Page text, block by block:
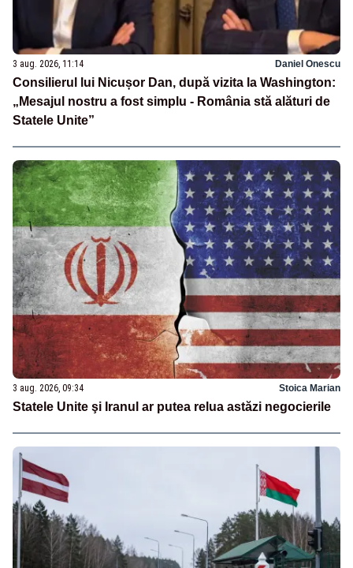
3 aug. 2026, 11:14 Daniel Onescu
Consilierul lui Nicușor Dan, după vizita la Washington:
„Mesajul nostru a fost simplu - România stă alături de
Statele Unite”
3 aug. 2026, 09:34 Stoica Marian
Statele Unite şi Iranul ar putea relua astăzi negocierile